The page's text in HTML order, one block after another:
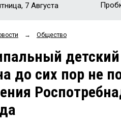
7 Августа
→ Общество
до сих пор не